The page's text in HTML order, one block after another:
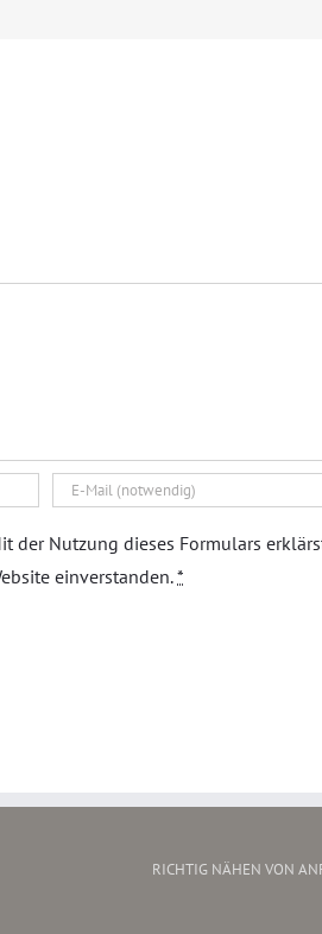
der Nutzung dieses Formulars
einverstanden.*
RICHTIG NÄHEN VON